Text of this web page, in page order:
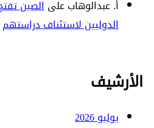
أ. عبدالوهابعلىالصين
الدوليين لاستئناف دراستهم
الأرشيف
يوليو 2026